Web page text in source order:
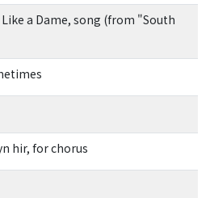
a Dame, song (from "South
hir, for chorus